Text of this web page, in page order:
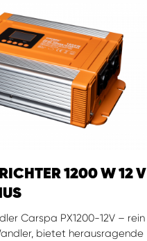
1200 W 12 V
Carspa PX1200-12V – rein
bietet herausragende